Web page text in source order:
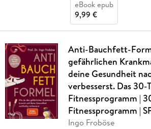
eBook epub
9,99 €
Anti-Bauchfett-
gefährlichen
deine Gesundheit
verbesserst. Das 30-
Fitnessprogramm |
Fitnessprogramm |
Ingo Froböse